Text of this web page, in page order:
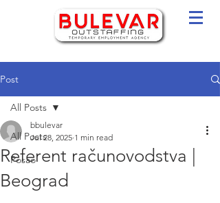
Post
All Posts
Posao
All Posts
Referent računovodstva |
Beograd
bbulevar
Jul 28, 2025 1 min read